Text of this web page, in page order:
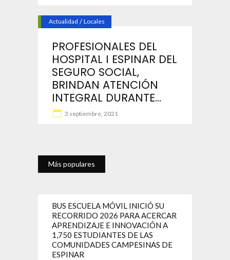
Actualidad / Locales
PROFESIONALES DEL
HOSPITAL I ESPINAR DEL
SEGURO SOCIAL,
BRINDAN ATENCIÓN
INTEGRAL DURANTE...
3 septiembre, 2021
Más populares
BUS ESCUELA MÓVIL INICIÓ SU
RECORRIDO 2026 PARA ACERCAR
APRENDIZAJE E INNOVACIÓN A
1,750 ESTUDIANTES DE LAS
COMUNIDADES CAMPESINAS DE
ESPINAR